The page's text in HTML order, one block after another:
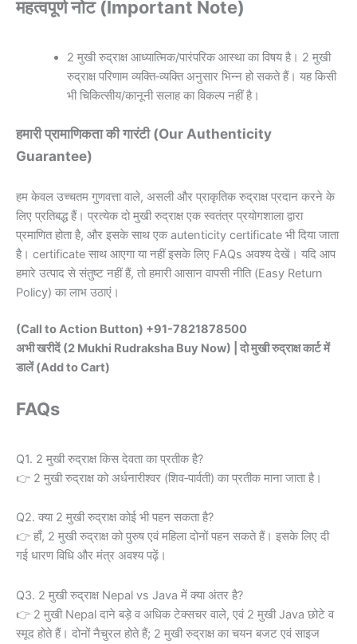
महत्वपूर्ण नोट (Important Note)
2 मुखी रुद्राक्ष आध्यात्मिक/पारंपरिक आस्था का विषय है। 2 मुखी
रुद्राक्ष परिणाम व्यक्ति‑व्यक्ति अनुसार भिन्न हो सकते हैं। यह किसी
भी चिकित्सीय/कानूनी सलाह का विकल्प नहीं है।
हमारी प्रामाणिकता की गारंटी (Our Authenticity
Guarantee)
हम केवल उच्चतम गुणवत्ता वाले, असली और प्राकृतिक रुद्राक्ष प्रदान करने के
लिए प्रतिबद्ध हैं। प्रत्येक दो मुखी रुद्राक्ष एक स्वतंत्र प्रयोगशाला द्वारा
प्रमाणित होता है, और इसके साथ एक autenticity certificate भी दिया जाता
है। certificate साथ आएगा या नहीं इसके लिए FAQs अवश्य देखें। यदि आप
हमारे उत्पाद से संतुष्ट नहीं हैं, तो हमारी आसान वापसी नीति (Easy Return
Policy) का लाभ उठाएं।
(Call to Action Button) +91-7821878500
अभी खरीदें (2 Mukhi Rudraksha Buy Now) | दो मुखी रुद्राक्ष कार्ट में
डालें (Add to Cart)
FAQs
Q1. 2 मुखी रुद्राक्ष किस देवता का प्रतीक है?
👉 2 मुखी रुद्राक्ष को अर्धनारीश्वर (शिव‑पार्वती) का प्रतीक माना जाता है।
Q2. क्या 2 मुखी रुद्राक्ष कोई भी पहन सकता है?
👉 हाँ, 2 मुखी रुद्राक्ष को पुरुष एवं महिला दोनों पहन सकते हैं। इसके लिए दी
गई धारण विधि और मंत्र अवश्य पढ़ें।
Q3. 2 मुखी रुद्राक्ष Nepal vs Java में क्या अंतर है?
👉 2 मुखी Nepal दाने बड़े व अधिक टेक्सचर वाले, एवं 2 मुखी Java छोटे व
स्मूद होते हैं। दोनों नैचुरल होते हैं; 2 मुखी रुद्राक्ष का चयन बजट एवं साइज